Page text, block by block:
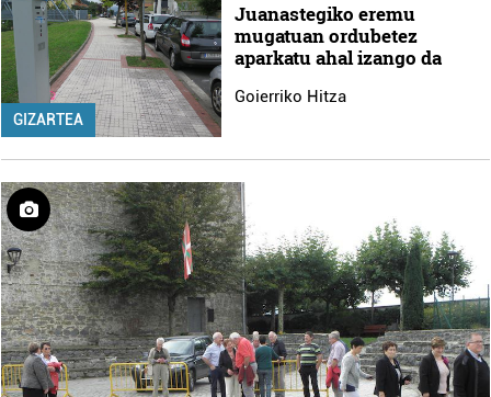
GIZARTEA
Juanastegiko eremu
mugatuan ordubetez
aparkatu ahal izango da
Goierriko Hitza